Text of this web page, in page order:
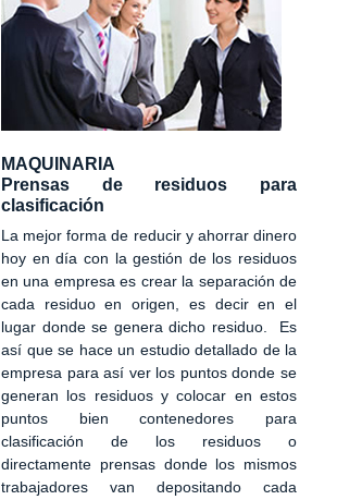
MAQUINARIA
Prensas de residuos para
clasificación
La mejor forma de reducir y ahorrar dinero
hoy en día con la gestión de los residuos
en una empresa es crear la separación de
cada residuo en origen, es decir en el
lugar donde se genera dicho residuo. Es
así que se hace un estudio detallado de la
empresa para así ver los puntos donde se
generan los residuos y colocar en estos
puntos bien contenedores para
clasificación de los residuos o
directamente prensas donde los mismos
trabajadores van depositando cada